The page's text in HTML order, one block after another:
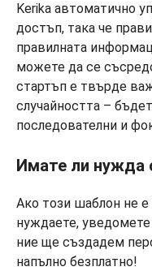
Kerika автоматично
достъп, така че
правилната
можете да се
стартъп е твърде
случайността –
последователни и
Имате ли нужда
Ако този шаблон не е
нуждаете, уведомете
ние ще създадем
напълно безплатно!